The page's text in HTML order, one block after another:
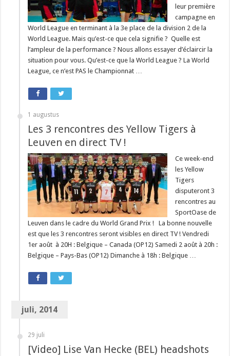
leur première
campagne en
World League en terminant à la 3e place de la division 2 de la
World League. Mais qu’est-ce que cela signifie ? Quelle est
l’ampleur de la performance ? Nous allons essayer d’éclaircir la
situation pour vous. Qu’est-ce que la World League ? La World
League, ce n’est PAS le Championnat …
1 augustus
Les 3 rencontres des Yellow Tigers à
Leuven en direct TV !
Ce week-end
les Yellow
Tigers
disputeront 3
rencontres au
SportOase de
Leuven dans le cadre du World Grand Prix ! La bonne nouvelle
est que les 3 rencontres seront visibles en direct TV ! Vendredi
1er août à 20H : Belgique – Canada (OP12) Samedi 2 août à 20h :
Belgique – Pays-Bas (OP12) Dimanche à 18h : Belgique …
juli, 2014
29 juli
[Video] Lise Van Hecke (BEL) headshots